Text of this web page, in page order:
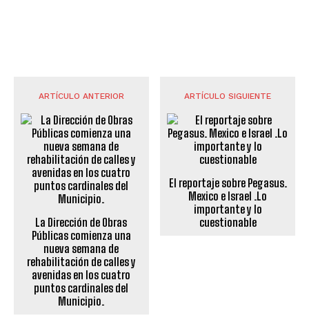
ARTÍCULO ANTERIOR
La Dirección de Obras
Públicas comienza una
nueva semana de
rehabilitación de calles y
avenidas en los cuatro
puntos cardinales del
Municipio.
ARTÍCULO SIGUIENTE
El reportaje sobre Pegasus.
Mexico e Israel .Lo
importante y lo
cuestionable